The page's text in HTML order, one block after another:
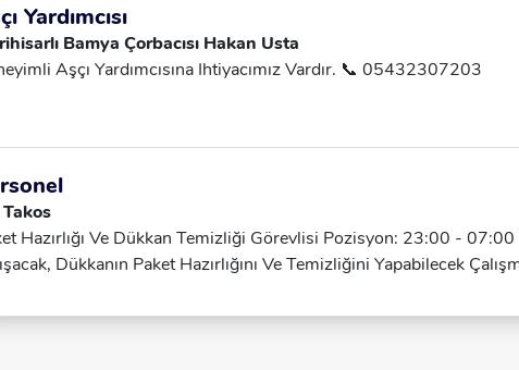
Yardımcısı
Bamya Çorbacısı Hakan Usta
Aşçı Yardımcısına Ihtiyacımız Vardır. 📞 05432307203
Takos
Hazırlığı Ve Dükkan Temizliği Görevlisi Pozisyon: 23:00 - 07:00
Dükkanın Paket Hazırlığını Ve Temizliğini Yapabilecek
Vb.), İhtiyaç Halinde Genel Düzenin Sağlanması. Aranan